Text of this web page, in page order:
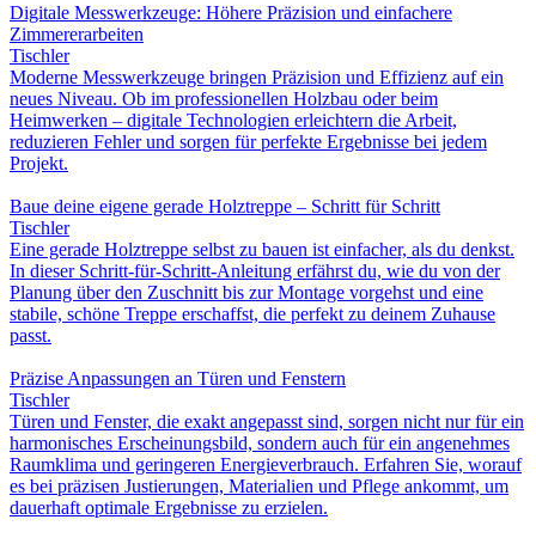
Digitale Messwerkzeuge: Höhere Präzision und einfachere
Zimmererarbeiten
Tischler
Moderne Messwerkzeuge bringen Präzision und Effizienz auf ein
neues Niveau. Ob im professionellen Holzbau oder beim
Heimwerken – digitale Technologien erleichtern die Arbeit,
reduzieren Fehler und sorgen für perfekte Ergebnisse bei jedem
Projekt.
Baue deine eigene gerade Holztreppe – Schritt für Schritt
Tischler
Eine gerade Holztreppe selbst zu bauen ist einfacher, als du denkst.
In dieser Schritt-für-Schritt-Anleitung erfährst du, wie du von der
Planung über den Zuschnitt bis zur Montage vorgehst und eine
stabile, schöne Treppe erschaffst, die perfekt zu deinem Zuhause
passt.
Präzise Anpassungen an Türen und Fenstern
Tischler
Türen und Fenster, die exakt angepasst sind, sorgen nicht nur für ein
harmonisches Erscheinungsbild, sondern auch für ein angenehmes
Raumklima und geringeren Energieverbrauch. Erfahren Sie, worauf
es bei präzisen Justierungen, Materialien und Pflege ankommt, um
dauerhaft optimale Ergebnisse zu erzielen.